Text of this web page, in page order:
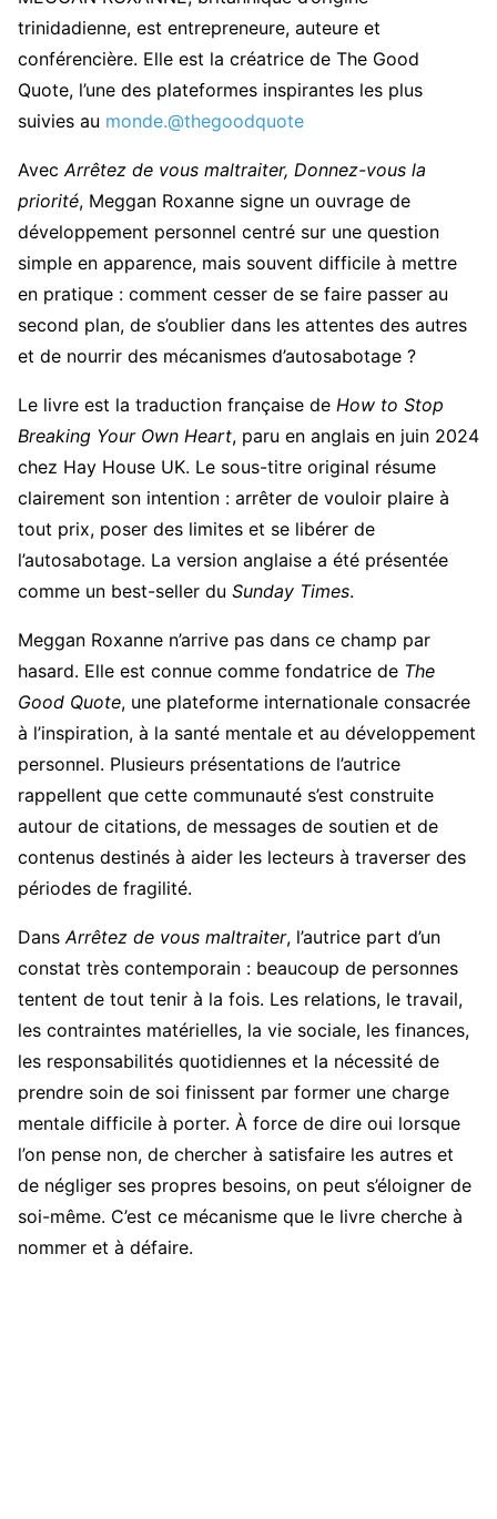
trinidadienne, est entrepreneure, auteure et
conférencière. Elle est la créatrice de The Good
Quote, l’une des plateformes inspirantes les plus
suivies au monde.@thegoodquote
AvecArrêtez de vous maltraiter, Donnez-vous la
priorité, Meggan Roxanne signe un ouvrage de
développement personnel centré sur une question
simple en apparence, mais souvent difficile à mettre
en pratique : comment cesser de se faire passer au
second plan, de s’oublier dans les attentes des autres
et de nourrir des mécanismes d’autosabotage ?
Le livre est la traduction française de How to Stop
Breaking Your Own Heart, paru en anglais en juin 2024
chez Hay House UK. Le sous-titre original résume
clairement son intention : arrêter de vouloir plaire à
tout prix, poser des limites et se libérer de
l’autosabotage. La version anglaise a été présentée
comme un best-seller du Sunday Times.
Meggan Roxanne n’arrive pas dans ce champ par
hasard. Elle est connue comme fondatrice de The
Good Quote, une plateforme internationale consacrée
à l’inspiration, à la santé mentale et au développement
personnel. Plusieurs présentations de l’autrice
rappellent que cette communauté s’est construite
autour de citations, de messages de soutien et de
contenus destinés à aider les lecteurs à traverser des
périodes de fragilité.
DansArrêtez de vous maltraiter, l’autrice part d’un
constat très contemporain : beaucoup de personnes
tentent de tout tenir à la fois. Les relations, le travail,
les contraintes matérielles, la vie sociale, les finances,
les responsabilités quotidiennes et la nécessité de
prendre soin de soi finissent par former une charge
mentale difficile à porter. À force de dire oui lorsque
l’on pense non, de chercher à satisfaire les autres et
de négliger ses propres besoins, on peut s’éloigner de
soi-même. C’est ce mécanisme que le livre cherche à
nommer et à défaire.